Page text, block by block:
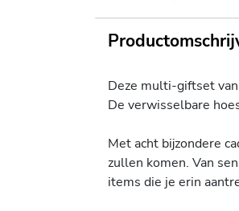
Deze multi-giftset
De verwisselbare
Met acht bijzondere
zullen komen. Van
items die je erin